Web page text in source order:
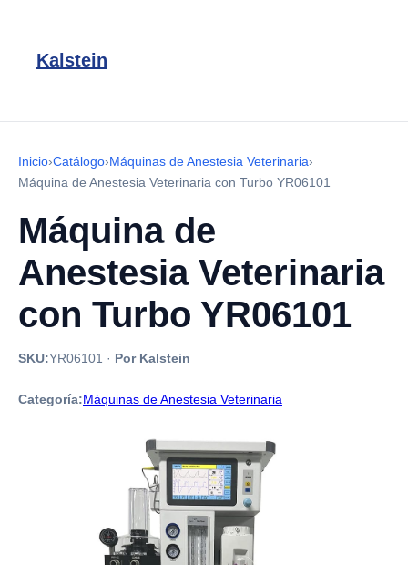
Kalstein
Inicio›Catálogo›Máquinas de Anestesia Veterinaria›
Máquina de Anestesia Veterinaria con Turbo YR06101
Máquina de
Anestesia Veterinaria
con Turbo YR06101
SKU:YR06101 · Por Kalstein
Categoría:Máquinas de Anestesia Veterinaria